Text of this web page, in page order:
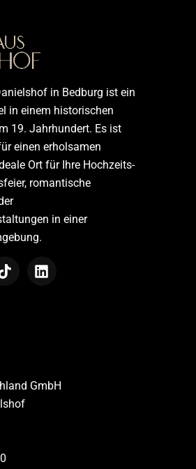
in Bedburg ist ein
in einem historischen
19. Jahrhundert. Es ist
einen erholsamen
Ort für Ihre Hochzeits-
romantische
in einer
GmbH